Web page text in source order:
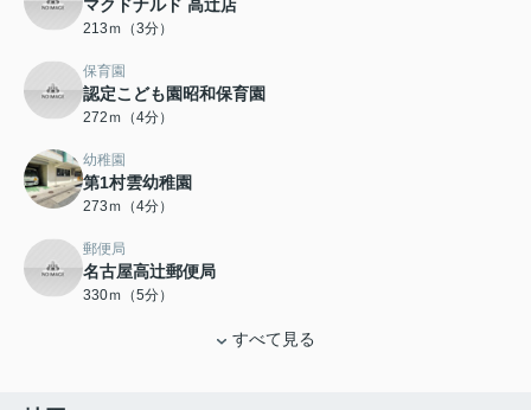
マクドナルド 高辻店
213ｍ（3分）
保育園
認定こども園昭和保育園
272ｍ（4分）
幼稚園
第1村雲幼稚園
273ｍ（4分）
郵便局
名古屋高辻郵便局
330ｍ（5分）
すべて見る